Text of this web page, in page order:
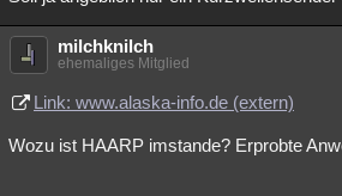
milchknilch
ehemaliges Mitglied
Link: www.alaska-info.de (extern)
Wozu ist HAARP imstande? Erprobte